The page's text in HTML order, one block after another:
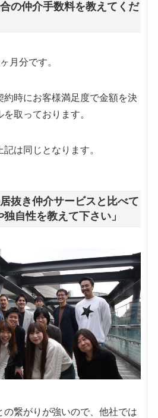
の仲介手数料を教えてくだ
月分です。
約時にお客様満足度で金額を決
取っております。
は同じとなります。
抜き仲介サービスと比べて
自性を教えて下さい」
の繋がりが強いので、他社では